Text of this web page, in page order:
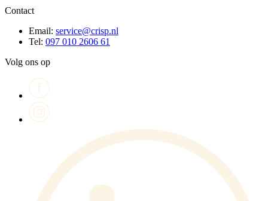
Contact
Email: service@crisp.nl
Tel: 097 010 2606 61
Volg ons op